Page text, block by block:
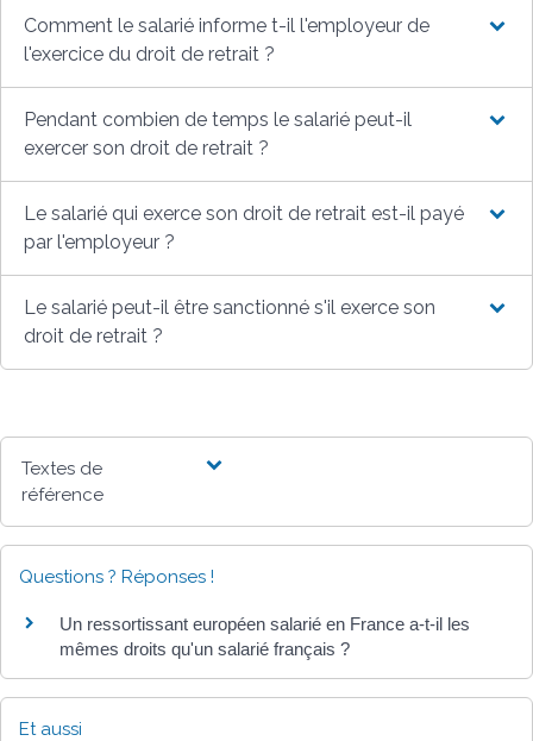
Comment le salarié informe t-il l'employeur de
l'exercice du droit de retrait ?
Pendant combien de temps le salarié peut-il
exercer son droit de retrait ?
Le salarié qui exerce son droit de retrait est-il payé
par l'employeur ?
Le salarié peut-il être sanctionné s'il exerce son
droit de retrait ?
Textes de
référence
Questions ? Réponses !
Un ressortissant européen salarié en France a-t-il les
mêmes droits qu'un salarié français ?
Et aussi